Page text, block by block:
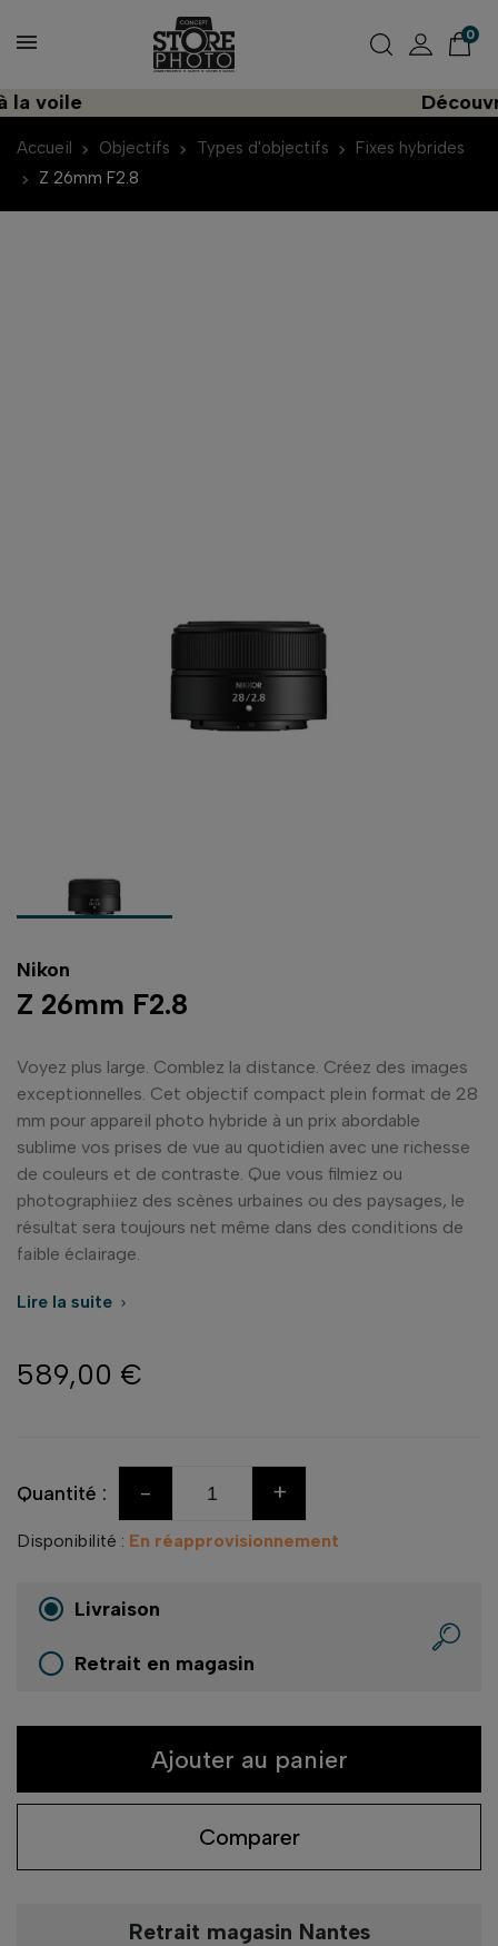
0
Accueil Objectifs Types d'objectifs
Fixes hybrides
Z 26mm F2.8
Nikon
Z 26mm F2.8
Voyez plus large. Comblez la distance. Créez des images
exceptionnelles. Cet objectif compact plein format de 28
mm pour appareil photo hybride à un prix abordable
sublime vos prises de vue au quotidien avec une richesse
de couleurs et de contraste. Que vous filmiez ou
photographiiez des scènes urbaines ou des paysages, le
résultat sera toujours net même dans des conditions de
faible éclairage.
Lire la suite 
589,00 €
Quantité : - +
Disponibilité : En réapprovisionnement
Livraison
Retrait en magasin
Ajouter au panier
Comparer
Retrait magasin Nantes